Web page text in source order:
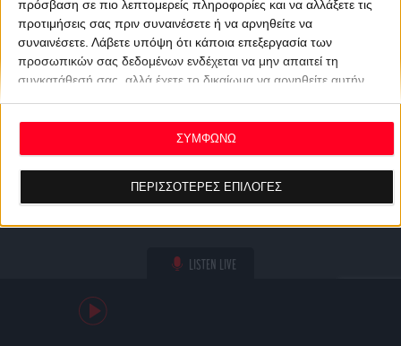
πρόσβαση σε πιο λεπτομερείς πληροφορίες και να αλλάξετε τις
προτιμήσεις σας πριν συναινέσετε ή να αρνηθείτε να
συναινέσετε. Λάβετε υπόψη ότι κάποια επεξεργασία των
προσωπικών σας δεδομένων ενδέχεται να μην απαιτεί τη
συγκατάθεσή σας, αλλά έχετε το δικαίωμα να αρνηθείτε αυτήν
ανακαλέσετε τη συγκατάθεσή σας ανά πάσα στιγμή
επιστρέφοντας σε αυτόν τον ιστότοπο και κάνοντας κλικ στο
κουμπί "Απορρήτου" στο κάτω μέρος της ιστοσελίδας.
ΠΕΡΙΣΣΟΤΕΡΕΣ ΕΠΙΛΟΓΕΣ
ΣΥΜΦΩΝΩ
LISTEN LIVE